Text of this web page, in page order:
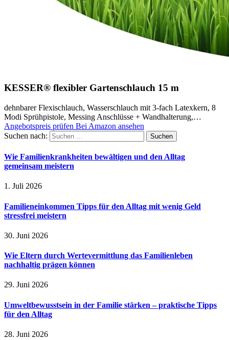
KESSER® flexibler Gartenschlauch 15 m
dehnbarer Flexischlauch, Wasserschlauch mit 3-fach Latexkern, 8
Modi Sprühpistole, Messing Anschlüsse + Wandhalterung,…
Angebotspreis prüfen Bei Amazon ansehen
Suchen nach:
Wie Familienkrankheiten bewältigen und den Alltag
gemeinsam meistern
1. Juli 2026
Familieneinkommen Tipps für den Alltag mit wenig Geld
stressfrei meistern
30. Juni 2026
Wie Eltern durch Wertevermittlung das Familienleben
nachhaltig prägen können
29. Juni 2026
Umweltbewusstsein in der Familie stärken – praktische Tipps
für den Alltag
28. Juni 2026